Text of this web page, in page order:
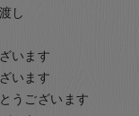
し
います
います
うございます